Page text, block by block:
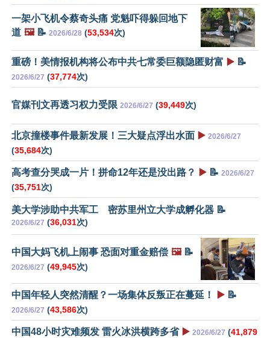
一架小飞机令蔡奇头痛 党魁吓得躲回地下
道 🖼️📝 2026/6/28 (53,534次)
重磅！美情报机构将公布中共七常委巨额隐匿财富 ▶️ 📝
2026/6/27 (37,774次)
官媒刊文再透习权力受限 2026/6/27 (39,449次)
北京撞楼事件最新发展！三大疑点浮出水面 ▶️ 2026/6/27
(35,684次)
高考查分哭成一片！拼命12年还是没出路？ ▶️ 📝 2026/6/27
(35,751次)
美大学涉助中共军工 密苏里州立大学成孵化器 📝
2026/6/27 (36,031次)
中国大妈飞机上闹事 恐面对重金赔偿 🖼️📝
2026/6/27 (49,945次)
中国年轻人突然清醒？一场集体反叛正在蔓延！ ▶️ 📝
2026/6/27 (43,586次)
中国48小时灾难频发 雷火冰洪横跨多省 ▶️ 2026/6/27 (41,879